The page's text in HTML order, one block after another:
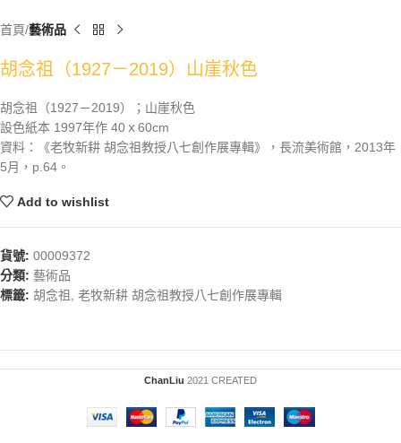
首頁 藝術品
胡念祖（1927－2019）山崖秋色
胡念祖（1927－2019）；山崖秋色
設色紙本 1997年作 40ｘ60cm
資料：《老牧新耕 胡念祖教授八七創作展專輯》，長流美術館，2013年
5月，p.64。
Add to wishlist
貨號: 00009372
分類: 藝術品
標籤: 胡念祖 老牧新耕 胡念祖教授八七創作展專輯
ChanLiu 2021 CREATED